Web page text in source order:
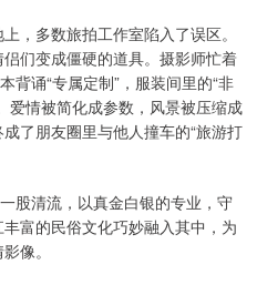
，多数旅拍工作室陷入了误区。
们变成僵硬的道具。摄影师忙着
背诵“专属定制”，服装间里的“非
爱情被简化成参数，风景被压缩成
了朋友圈里与他人撞车的“旅游打
股清流，以真金白银的专业，守
富的民俗文化巧妙融入其中，为
像。